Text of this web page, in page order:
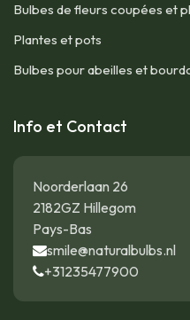
Bulbes de fleurs coupées et
Plantes et pots
Bulbes pour abeilles et
Info et Contact
Noorderlaan 26
2182GZ Hillegom
Pays-Bas
smile@naturalbulbs.nl
+31235477900